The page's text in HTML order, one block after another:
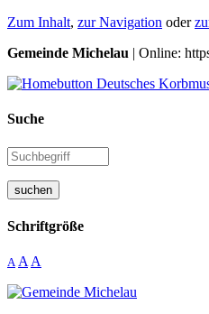
Zum Inhalt, zur Navigation oder
Gemeinde Michelau | Online:
Suche
suchen
Schriftgröße
A A A